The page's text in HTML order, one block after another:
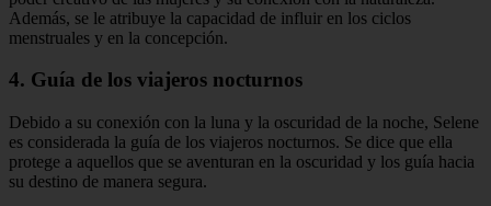
Además, se le atribuye la capacidad de influir en los ciclos
menstruales y en la concepción.
4. Guía de los viajeros nocturnos
Debido a su conexión con la luna y la oscuridad de la noche, Selene
es considerada la guía de los viajeros nocturnos. Se dice que ella
protege a aquellos que se aventuran en la oscuridad y los guía hacia
su destino de manera segura.